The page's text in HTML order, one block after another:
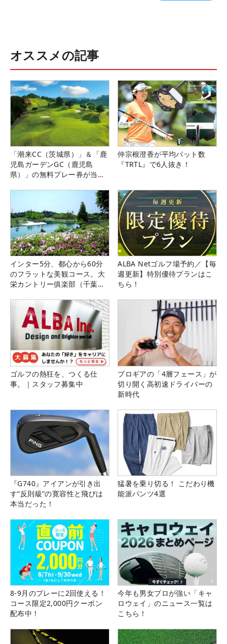
オススメの記事
「潮来CC（茨城県）」＆「鹿
児島ガーデンGC（鹿児島
県）」の無料プレー券が当た
仲宗根澄香が平均パット数
『TRTL』で6人抜き！
インター5分、都心から60分
のフラットな美観コース。大
栄カントリー俱楽部（千葉
ALBA Netゴルフ場予約／【毎
週更新】特別優待プランはこ
ちら！
ゴルフの熱狂を、つくる仕
事。｜スタッフ募集中
プロギアの「4層フェース」が
切り開く高初速ドライバーの
新時代
『G740』アイアンが引き出
す“反則級”の寛容性と飛びは
本当だった！
猛暑を乗り切る！ こだわり機
能派パンツ4選
8-9月のプレーに2回使える！
コース限定2,000円クーポン
配布中！
今年も男女プロが強い「キャ
ロウェイ」のニュース一覧は
こちら！